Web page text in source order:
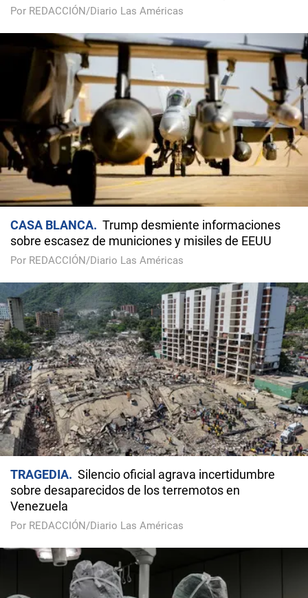
Por REDACCIÓN/Diario Las Américas
CASA BLANCA
Trump desmiente informaciones
sobre escasez de municiones y misiles de EEUU
Por REDACCIÓN/Diario Las Américas
TRAGEDIA
Silencio oficial agrava incertidumbre
sobre desaparecidos de los terremotos en
Venezuela
Por REDACCIÓN/Diario Las Américas